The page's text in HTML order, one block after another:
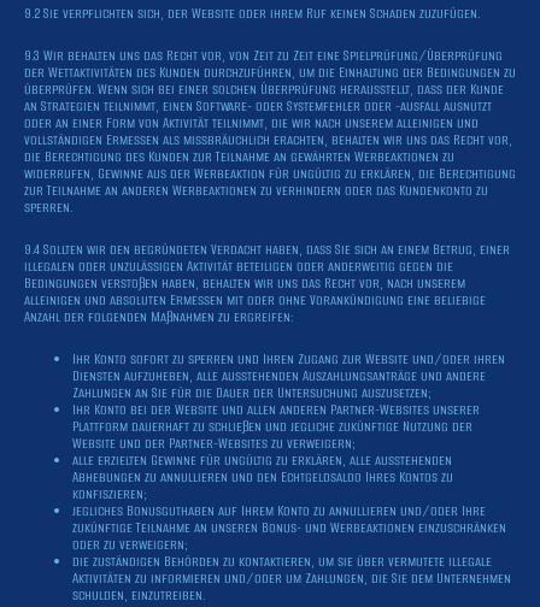
9.2 Sie verpflichten sich, der Website oder ihrem Ruf keinen Schaden zuzufügen.
9.3 Wir behalten uns das Recht vor, von Zeit zu Zeit eine Spielprüfung/Überprüfung
der Wettaktivitäten des Kunden durchzuführen, um die Einhaltung der Bedingungen zu
überprüfen. Wenn sich bei einer solchen Überprüfung herausstellt, dass der Kunde
an Strategien teilnimmt, einen Software- oder Systemfehler oder -ausfall ausnutzt
oder an einer Form von Aktivität teilnimmt, die wir nach unserem alleinigen und
vollständigen Ermessen als missbräuchlich erachten, behalten wir uns das Recht vor,
die Berechtigung des Kunden zur Teilnahme an gewährten Werbeaktionen zu
widerrufen, Gewinne aus der Werbeaktion für ungültig zu erklären, die Berechtigung
zur Teilnahme an anderen Werbeaktionen zu verhindern oder das Kundenkonto zu
sperren.
9.4 Sollten wir den begründeten Verdacht haben, dass Sie sich an einem Betrug, einer
illegalen oder unzulässigen Aktivität beteiligen oder anderweitig gegen die
Bedingungen verstoßen haben, behalten wir uns das Recht vor, nach unserem
alleinigen und absoluten Ermessen mit oder ohne Vorankündigung eine beliebige
Anzahl der folgenden Maßnahmen zu ergreifen:
Ihr Konto sofort zu sperren und Ihren Zugang zur Website und/oder ihren
Diensten aufzuheben, alle ausstehenden Auszahlungsanträge und andere
Zahlungen an Sie für die Dauer der Untersuchung auszusetzen;
Ihr Konto bei der Website und allen anderen Partner-Websites unserer
Plattform dauerhaft zu schließen und jegliche zukünftige Nutzung der
Website und der Partner-Websites zu verweigern;
alle erzielten Gewinne für ungültig zu erklären, alle ausstehenden
Abhebungen zu annullieren und den Echtgeldsaldo Ihres Kontos zu
konfiszieren;
jegliches Bonusguthaben auf Ihrem Konto zu annullieren und/oder Ihre
zukünftige Teilnahme an unseren Bonus- und Werbeaktionen einzuschränken
oder zu verweigern;
die zuständigen Behörden zu kontaktieren, um sie über vermutete illegale
Aktivitäten zu informieren und/oder um Zahlungen, die Sie dem Unternehmen
schulden, einzutreiben.